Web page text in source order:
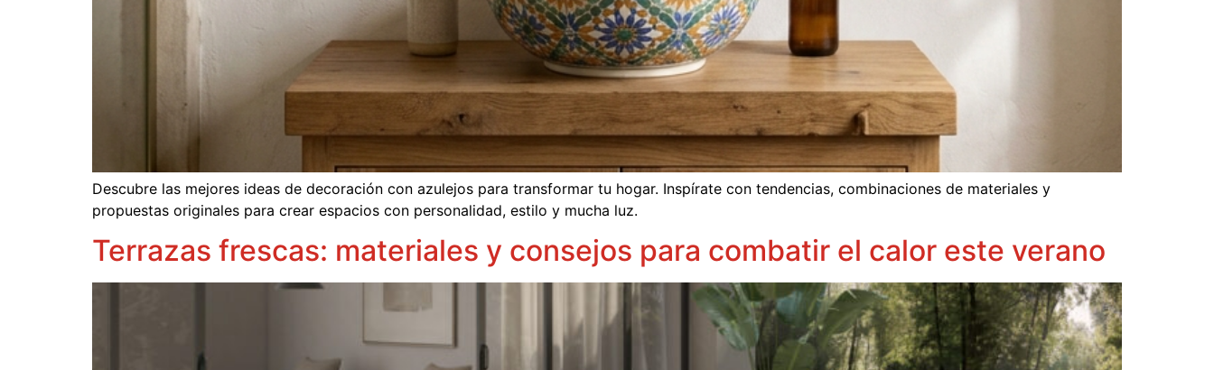
Descubre las mejores ideas de decoración con azulejos para transformar tu hogar. Inspírate con tendencias, combinaciones de materiales y
propuestas originales para crear espacios con personalidad, estilo y mucha luz.
Terrazas frescas: materiales y consejos para combatir el calor este verano